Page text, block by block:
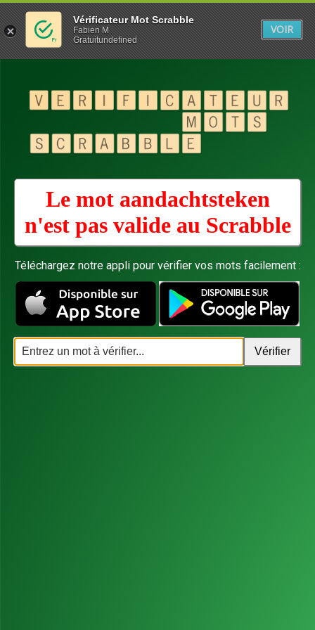
Le mot aandachtsteken
n'est pas valide au Scrabble
Téléchargez notre appli pour vérifier vos mots facilement :
Vérificateur Mot Scrabble
Fabien M
Gratuitundefined
VOIR